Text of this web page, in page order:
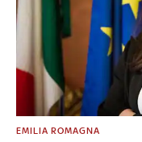
EMILIA ROMAGNA